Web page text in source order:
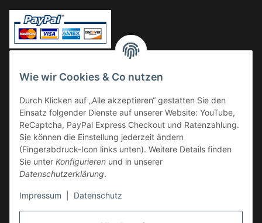
Wie wir Cookies & Co nutzen
Durch Klicken auf „Alle akzeptieren“ gestatten Sie den
Einsatz folgender Dienste auf unserer Website: YouTube,
ReCaptcha, PayPal Express Checkout und Ratenzahlung.
Sie können die Einstellung jederzeit ändern
(Fingerabdruck-Icon links unten). Weitere Details finden
Sie unter Konfigurieren und in unserer
Datenschutzerklärung.
Impressum Datenschutz
Kauf auf Rechnung
VERSAND